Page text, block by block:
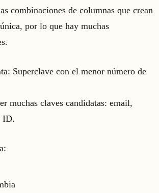
combinaciones de columnas que crean
por lo que hay muchas
Superclave con el menor número de
muchas claves candidatas: email,
ID.